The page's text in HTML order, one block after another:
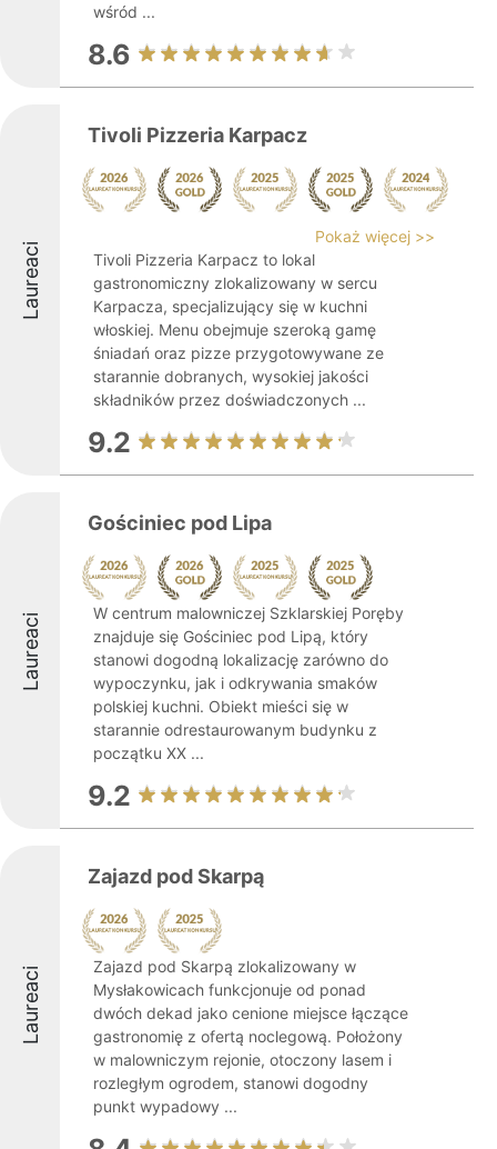
wśród ...
8.6
Laureaci
Tivoli Pizzeria Karpacz
Pokaż więcej >>
Tivoli Pizzeria Karpacz to lokal
gastronomiczny zlokalizowany w sercu
Karpacza, specjalizujący się w kuchni
włoskiej. Menu obejmuje szeroką gamę
śniadań oraz pizze przygotowywane ze
starannie dobranych, wysokiej jakości
składników przez doświadczonych ...
9.2
Laureaci
Gościniec pod Lipa
W centrum malowniczej Szklarskiej Poręby
znajduje się Gościniec pod Lipą, który
stanowi dogodną lokalizację zarówno do
wypoczynku, jak i odkrywania smaków
polskiej kuchni. Obiekt mieści się w
starannie odrestaurowanym budynku z
początku XX ...
9.2
Laureaci
Zajazd pod Skarpą
Zajazd pod Skarpą zlokalizowany w
Mysłakowicach funkcjonuje od ponad
dwóch dekad jako cenione miejsce łączące
gastronomię z ofertą noclegową. Położony
w malowniczym rejonie, otoczony lasem i
rozległym ogrodem, stanowi dogodny
punkt wypadowy ...